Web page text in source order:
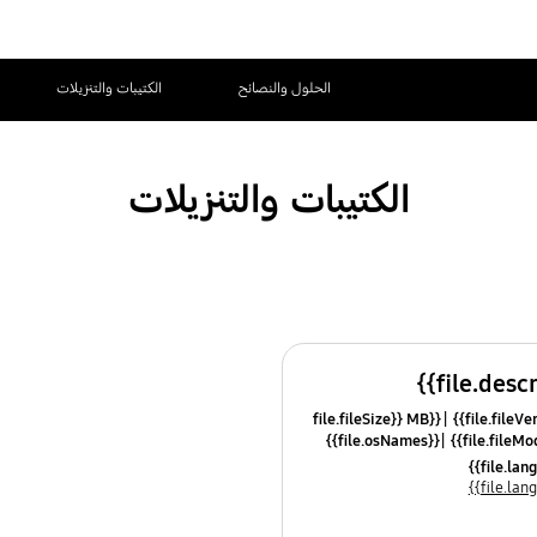
الحلول والنصائح الكتيبات والتنزيلات
الكتيبات والتنزيلات
{{file.fileSize}} MB
{{file.osNames}}